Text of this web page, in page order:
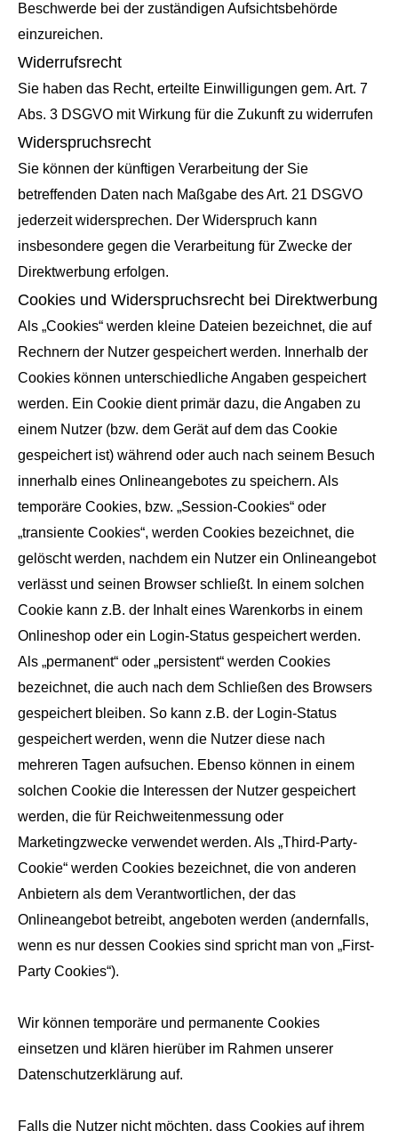
Beschwerde bei der zuständigen Aufsichtsbehörde
einzureichen.
Widerrufsrecht
Sie haben das Recht, erteilte Einwilligungen gem. Art. 7
Abs. 3 DSGVO mit Wirkung für die Zukunft zu widerrufen
Widerspruchsrecht
Sie können der künftigen Verarbeitung der Sie
betreffenden Daten nach Maßgabe des Art. 21 DSGVO
jederzeit widersprechen. Der Widerspruch kann
insbesondere gegen die Verarbeitung für Zwecke der
Direktwerbung erfolgen.
Cookies und Widerspruchsrecht bei Direktwerbung
Als „Cookies“ werden kleine Dateien bezeichnet, die auf
Rechnern der Nutzer gespeichert werden. Innerhalb der
Cookies können unterschiedliche Angaben gespeichert
werden. Ein Cookie dient primär dazu, die Angaben zu
einem Nutzer (bzw. dem Gerät auf dem das Cookie
gespeichert ist) während oder auch nach seinem Besuch
innerhalb eines Onlineangebotes zu speichern. Als
temporäre Cookies, bzw. „Session-Cookies“ oder
„transiente Cookies“, werden Cookies bezeichnet, die
gelöscht werden, nachdem ein Nutzer ein Onlineangebot
verlässt und seinen Browser schließt. In einem solchen
Cookie kann z.B. der Inhalt eines Warenkorbs in einem
Onlineshop oder ein Login-Status gespeichert werden.
Als „permanent“ oder „persistent“ werden Cookies
bezeichnet, die auch nach dem Schließen des Browsers
gespeichert bleiben. So kann z.B. der Login-Status
gespeichert werden, wenn die Nutzer diese nach
mehreren Tagen aufsuchen. Ebenso können in einem
solchen Cookie die Interessen der Nutzer gespeichert
werden, die für Reichweitenmessung oder
Marketingzwecke verwendet werden. Als „Third-Party-
Cookie“ werden Cookies bezeichnet, die von anderen
Anbietern als dem Verantwortlichen, der das
Onlineangebot betreibt, angeboten werden (andernfalls,
wenn es nur dessen Cookies sind spricht man von „First-
Party Cookies“).
Wir können temporäre und permanente Cookies
einsetzen und klären hierüber im Rahmen unserer
Datenschutzerklärung auf.
Falls die Nutzer nicht möchten, dass Cookies auf ihrem